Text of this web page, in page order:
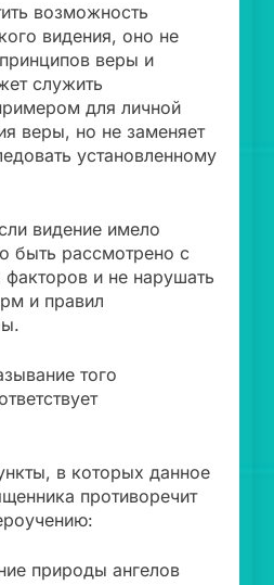
возможность
видения, оно не
веры и
служить
для личной
веры, но не заменяет
установленному
видение имело
быть рассмотрено с
и не нарушать
и правил
того
в которых данное
противоречит
природы ангелов